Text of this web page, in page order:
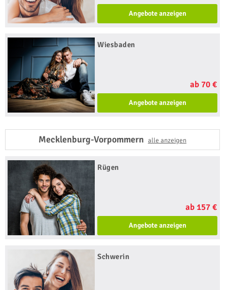
Angebote anzeigen
Wiesbaden
ab 70 €
Angebote anzeigen
Mecklenburg-Vorpommern alle anzeigen
Rügen
ab 157 €
Angebote anzeigen
Schwerin